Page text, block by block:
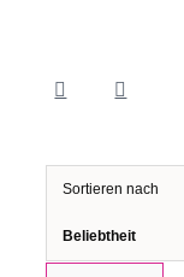
Sortieren nach
Beliebtheit
DEN